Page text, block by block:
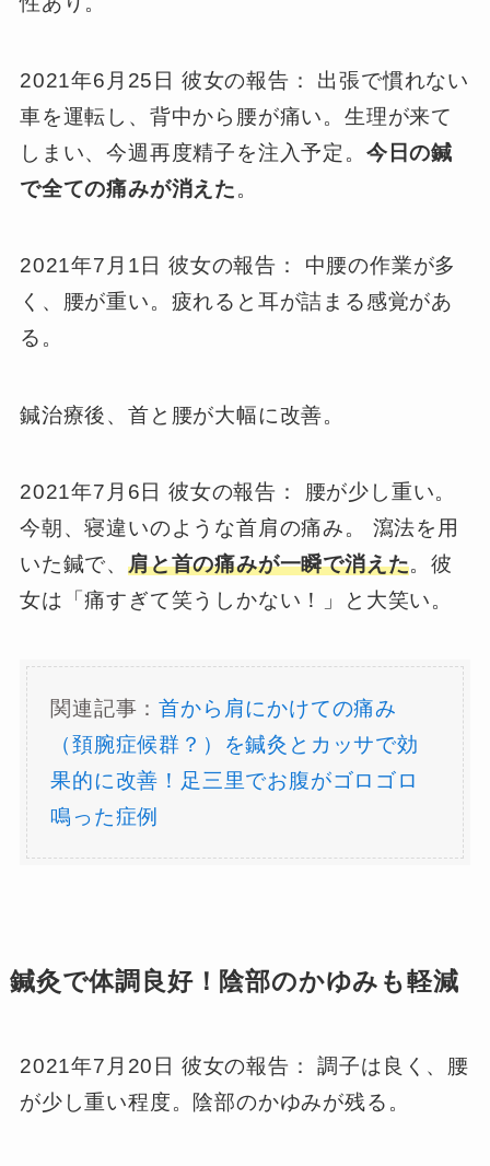
2021年6月25日 彼女の報告： 出張で慣れない
車を運転し、背中から腰が痛い。生理が来て
しまい、今週再度精子を注入予定。 今日の鍼
で全ての痛みが消えた。
2021年7月1日 彼女の報告： 中腰の作業が多
く、腰が重い。疲れると耳が詰まる感覚があ
る。
鍼治療後、首と腰が大幅に改善。
2021年7月6日 彼女の報告： 腰が少し重い。
今朝、寝違いのような首肩の痛み。 瀉法を用
いた鍼で、 肩と首の痛みが一瞬で消えた。彼
女は「痛すぎて笑うしかない！」と大笑い。
関連記事：首から肩にかけての痛み
（頚腕症候群？）を鍼灸とカッサで効
果的に改善！足三里でお腹がゴロゴロ
鳴った症例
鍼灸で体調良好！陰部のかゆみも軽減
2021年7月20日 彼女の報告： 調子は良く、腰
が少し重い程度。陰部のかゆみが残る。